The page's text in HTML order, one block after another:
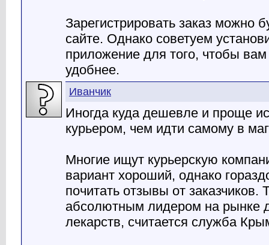
Зарегистрировать заказ можно
сайте. Однако советуем
приложение для того, чтобы
удобнее.
Иванчик
Иногда куда дешевле и проще
курьером, чем идти самому в
Многие ищут курьерскую
вариант хороший, однако
почитать отзывы от заказчиков.
абсолютным лидером на рынке
лекарств, считается служба